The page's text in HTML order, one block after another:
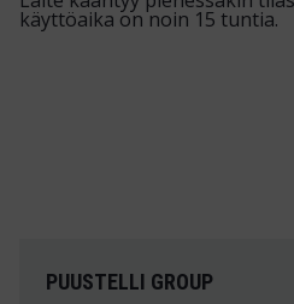
PUUSTELLI GROUP